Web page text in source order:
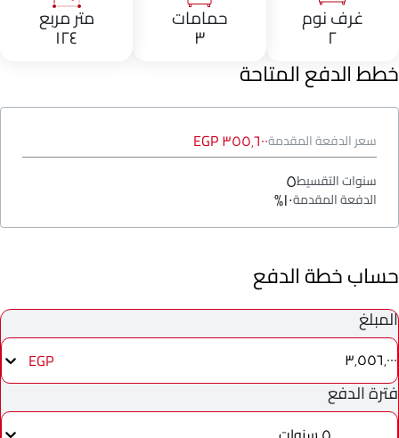
غرف نوم
٢
حمامات
٣
متر مربع
١٢٤
خطط الدفع المتاحة
سعر الدفعة المقدمة٣٥٥٬٦٠٠ EGP
سنوات التقسيط٥
الدفعة المقدمة١٠%
حساب خطة الدفع
المبلغ
٣٬٥٥٦٬٠٠٠ EGP
فترة الدفع